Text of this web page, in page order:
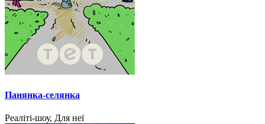
Панянка-селянка
Реаліті-шоу, Для неї